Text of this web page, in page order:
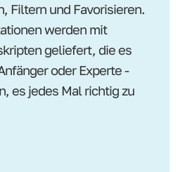
Filtern und Favorisieren.
werden mit
geliefert, die es
oder Experte -
es jedes Mal richtig zu